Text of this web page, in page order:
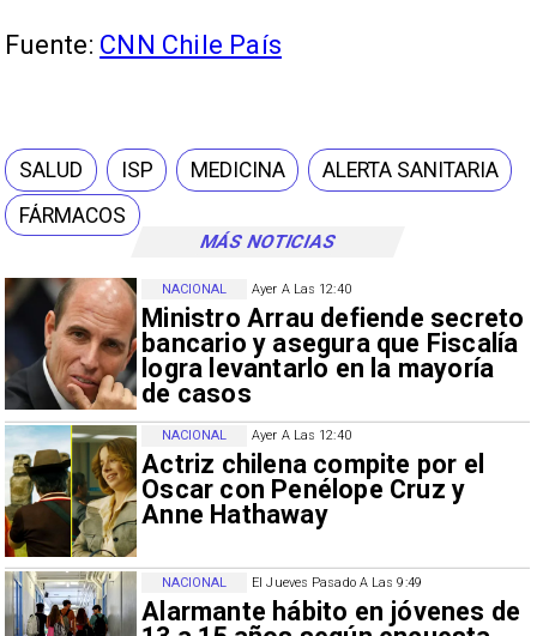
MÁS NOTICIAS
Ayer A Las 12:40
Ministro Arrau defiende secreto
bancario y asegura que Fiscalía
logra levantarlo en la mayoría
de casos
NACIONAL
Ayer A Las 12:40
Actriz chilena compite por el
Oscar con Penélope Cruz y
Anne Hathaway
NACIONAL
El Jueves Pasado A Las 9:49
Alarmante hábito en jóvenes de
NACIONAL
Fuente: CNN Chile País
SALUD ISP MEDICINA
ALERTA SANITARIA
FÁRMACOS